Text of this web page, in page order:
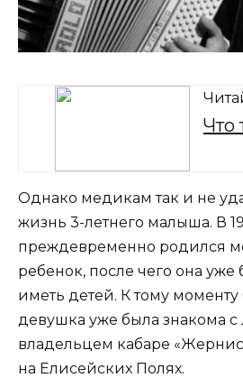
Что
Однако медикам так и не
жизнь 3-летнего малыша. В
преждевременно родился
ребенок, после чего она уже
иметь детей. К тому
девушка уже была знакома
владельцем кабаре
на Елисейских Полях.